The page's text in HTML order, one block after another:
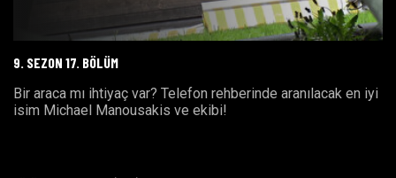
Oynat
9. SEZON 17. BÖLÜM
Bir araca mı ihtiyaç var? Telefon rehberinde aranılacak en iyi
isim Michael Manousakis ve ekibi!